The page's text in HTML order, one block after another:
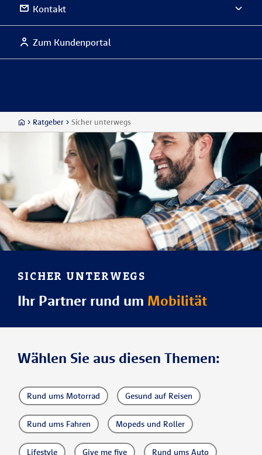
Kontakt
Zum Kundenportal
Ratgeber Sicher unterwegs
SICHER UNTERWEGS
Ihr Partner rund um Mobilität
Wählen Sie aus diesen Themen:
Rund ums Motorrad Gesund auf Reisen
Rund ums Fahren Mopeds und Roller
Lifestyle Give me five Rund ums Auto